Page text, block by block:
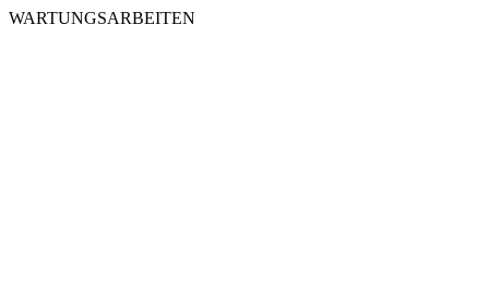
WARTUNGSARBEITEN